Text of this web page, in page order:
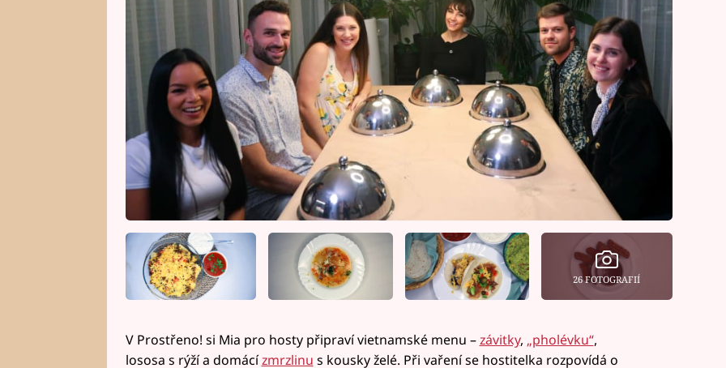
26 FOTOGRAFIÍ
V Prostřeno! si Mia pro hosty připraví vietnamské menu –závitky, „pholévku“,
lososa s rýží a domácízmrzlinu s kousky želé. Při vaření se hostitelka rozpovídá o